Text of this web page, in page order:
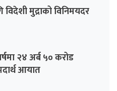
मुद्राको विनिमयदर
२४ अर्ब ५० करोड
आयात